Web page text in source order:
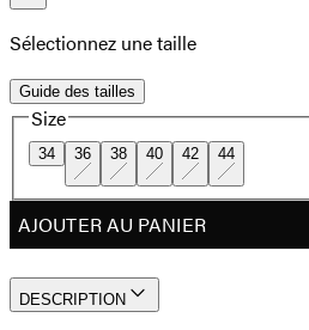
Sélectionnez une taille
Guide des tailles
Size
34 36 38 40 42 44
AJOUTER AU PANIER
DESCRIPTION